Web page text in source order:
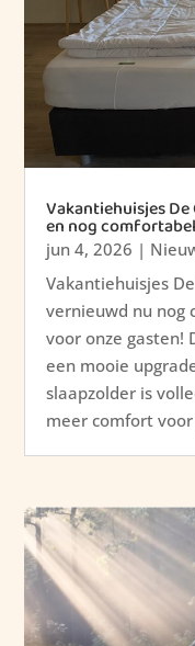
Vakantiehuisjes
en nog
jun 4, 2026 |
Vakantiehuisjes
vernieuwd nu nog
voor onze gasten!
een mooie
slaapzolder is
meer comfort